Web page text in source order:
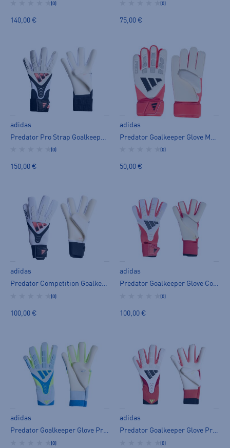
(0)
140,00 €
(0)
75,00 €
adidas
Predator Pro Strap Goalkeeper Glove U - maalivahdin hanska
(0)
150,00 €
adidas
Predator Goalkeeper Glove Match U - maalivahdin hanska
(0)
50,00 €
adidas
Predator Competition Goalkeeper Glove U - maalivahdin hanska
(0)
100,00 €
adidas
Predator Goalkeeper Glove Competition - maalivahdin hanska
(0)
100,00 €
adidas
Predator Goalkeeper Glove Pro - maalivahdin hanska
(0)
adidas
Predator Goalkeeper Glove Pro - maalivahdin hanska
(0)